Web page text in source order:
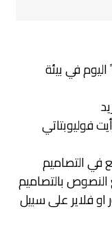
في بيئة
فوليوبتاتي
في التصاميم
بالتصاميم
فلاير على سبيل